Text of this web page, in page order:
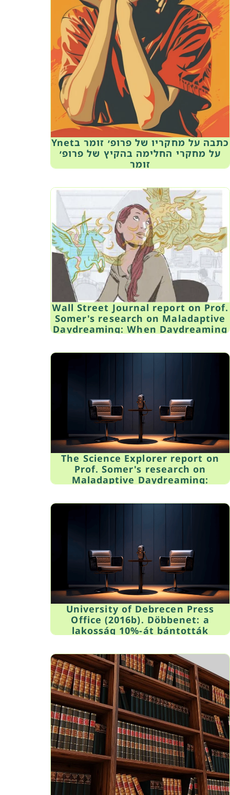
כתבה על מחקריו של פרופ׳ זומר בYnet
על מחקרי החלימה בהקיץ של פרופ׳
זומר
Wall Street Journal report on Prof.
Somer's research on Maladaptive
Daydreaming: When Daydreaming
The Science Explorer report on
Prof. Somer's research on
Maladaptive Daydreaming:
dream up to 69 percent of the day,
University of Debrecen Press
Office (2016b). Döbbenet: a
lakosság 10%-át bántották
population are survivors of child
abuse. Retrieved from
tinyurl.com/zvjb5dq on Oct. 23,
2016 (in Hungarian)